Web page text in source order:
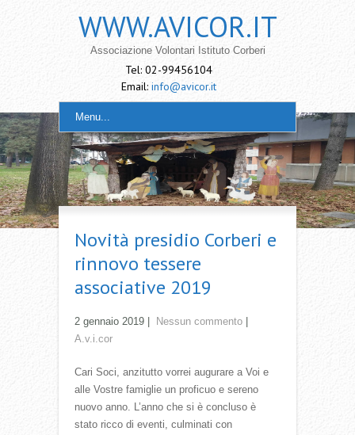
WWW.AVICOR.IT
Associazione Volontari Istituto Corberi
Tel: 02-99456104
Email: info@avicor.it
Menu...
Novità presidio Corberi e
rinnovo tessere
associative 2019
2 gennaio 2019 Nessun commento
A.v.i.cor
Cari Soci, anzitutto vorrei augurare a Voi e
alle Vostre famiglie un proficuo e sereno
nuovo anno. L’anno che si è concluso è
stato ricco di eventi, culminati con